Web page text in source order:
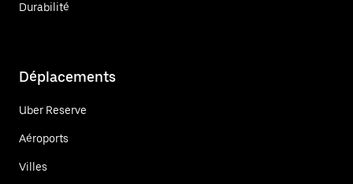
Durabilité
Déplacements
Uber Reserve
Aéroports
Villes